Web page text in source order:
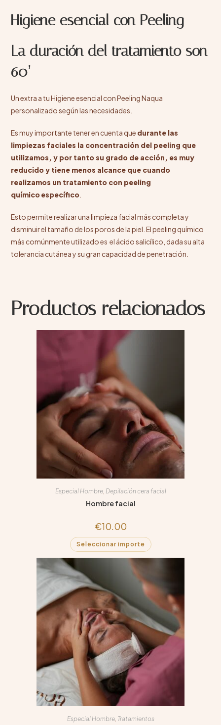
Higiene esencial con Peeling
La duración del tratamiento son
60’
Un extra a tu Higiene esencial con Peeling Naqua
personalizado según las necesidades.
Es muy importante tener en cuenta que durante las
limpiezas faciales la concentración del peeling que
utilizamos, y por tanto su grado de acción, es muy
reducido y tiene menos alcance que cuando
realizamos un tratamiento con peeling
químico específico
Esto permite realizar una limpieza facial más completa y
disminuir el tamaño de los poros de la piel. El peeling químico
más comúnmente utilizado es el ácido salicílico, dada su alta
tolerancia cutánea y su gran capacidad de penetración.
Productos relacionados
Especial Hombre, Depilación cera facial
Hombre facial
€10.00
Seleccionar importe
Especial Hombre, Tratamientos